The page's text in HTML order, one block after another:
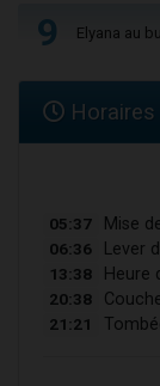
9 Elyana au
05:37 Mise
06:36 Lever
13:38 Heure
20:38
21:21